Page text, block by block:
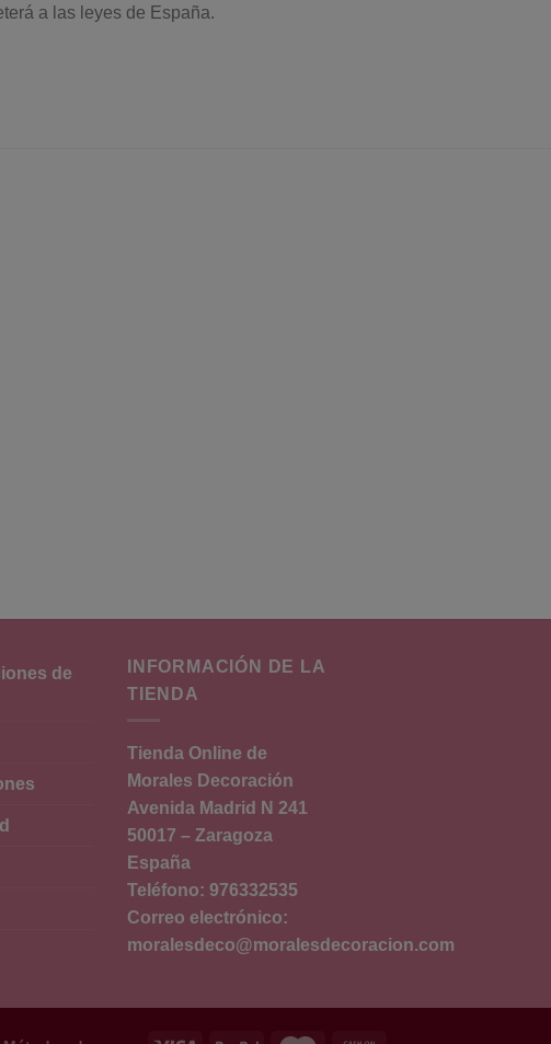
a las leyes de España.
de
INFORMACIÓN DE LA
TIENDA
Tienda Online de
Morales Decoración
Avenida Madrid N 241
50017 – Zaragoza
España
Teléfono: 976332535
Correo electrónico:
moralesdeco@moralesdecoracion.com